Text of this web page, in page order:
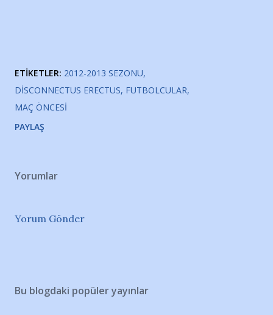
ETIKETLER: 2012-2013 SEZONU
DISCONNECTUS ERECTUS FUTBOLCULAR
MAÇ ÖNCESI
PAYLAŞ
Yorumlar
Yorum Gönder
Bu blogdaki popüler yayınlar